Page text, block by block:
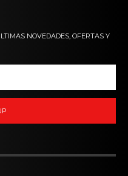
NOVEDADES, OFERTAS Y